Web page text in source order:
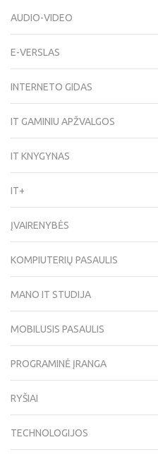
AUDIO-VIDEO
E-VERSLAS
INTERNETO GIDAS
IT GAMINIU APŽVALGOS
IT KNYGYNAS
IT+
ĮVAIRENYBĖS
KOMPIUTERIŲ PASAULIS
MANO IT STUDIJA
MOBILUSIS PASAULIS
PROGRAMINĖ ĮRANGA
RYŠIAI
TECHNOLOGIJOS